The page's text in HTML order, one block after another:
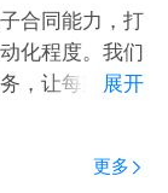
合同能力，打
化程度。我们
，让每家企业
展开
更多